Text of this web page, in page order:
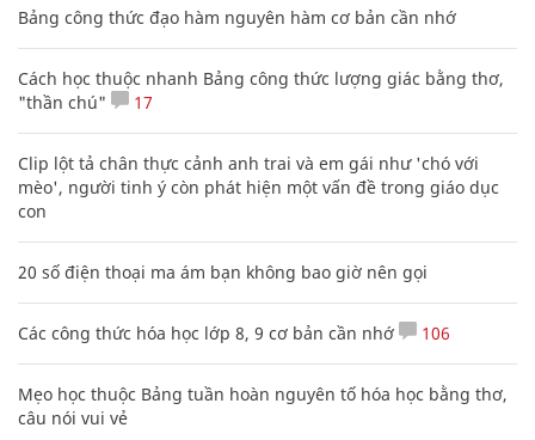
Bảng công thức đạo hàm nguyên hàm cơ bản cần nhớ
Cách học thuộc nhanh Bảng công thức lượng giác bằng thơ,
"thần chú"
17
Clip lột tả chân thực cảnh anh trai và em gái như 'chó với
mèo', người tinh ý còn phát hiện một vấn đề trong giáo dục
con
20 số điện thoại ma ám bạn không bao giờ nên gọi
Các công thức hóa học lớp 8, 9 cơ bản cần nhớ 106
Mẹo học thuộc Bảng tuần hoàn nguyên tố hóa học bằng thơ,
câu nói vui vẻ